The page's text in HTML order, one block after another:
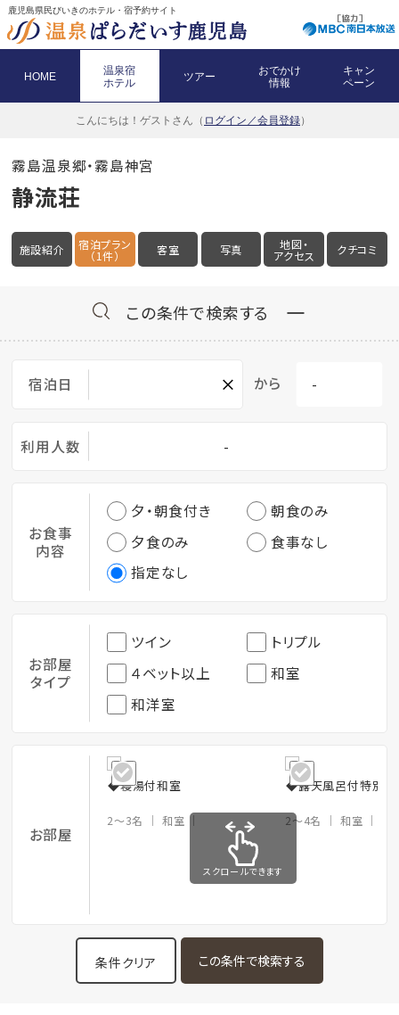
鹿児島県民びいきのホテル・宿予約サイト
HOME
温泉宿
ホテル
ツアー
おでかけ
情報
キャン
ペーン
こんにちは！ ゲストさん（ ログイン／会員登録）
霧島温泉郷・霧島神宮
静流荘
施設紹介 宿泊プラン
（1件） 客室 写真 地図・
アクセス クチコミ
この条件で検索する
宿泊日 × から
利用人数 -
お食事
内容
夕・朝食付き
朝食のみ
夕食のみ
食事なし
指定なし
お部屋
タイプ
ツイン
トリプル
４ベット以上
和室
和洋室
お部屋
◆寝湯付和室
2～3名 和室
◆露天風呂付特別室
2～4名 和室
スクロールできます
条件クリア